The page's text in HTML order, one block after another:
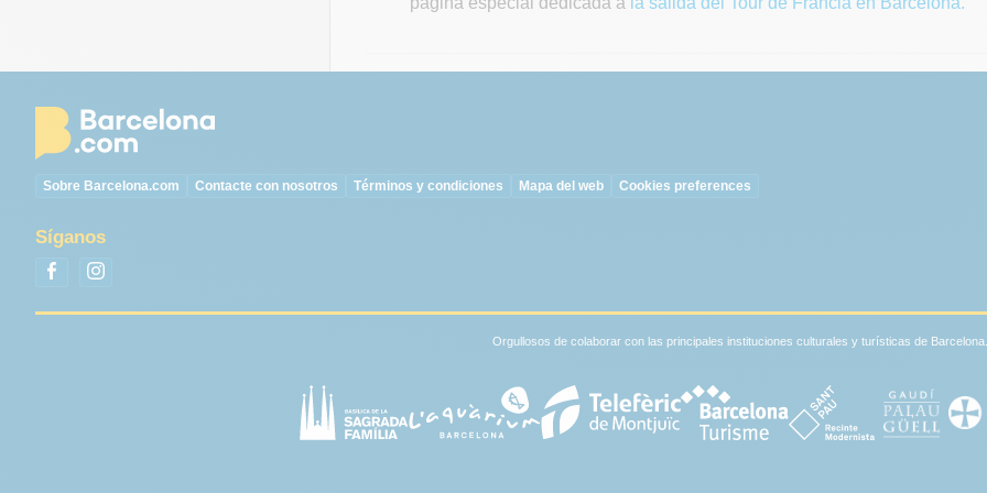
Sobre Barcelona.com Contacte con nosotros Términos y condiciones Mapa del web Cookies preferences
Síganos
Orgullosos de colaborar con las principales instituciones culturales y turísticas de Barcelona.